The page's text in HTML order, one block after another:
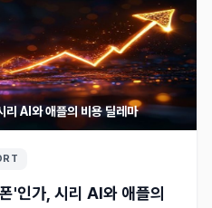
리 AI와 애플의 비용 딜레마
'인가, 시리 AI와 애플의